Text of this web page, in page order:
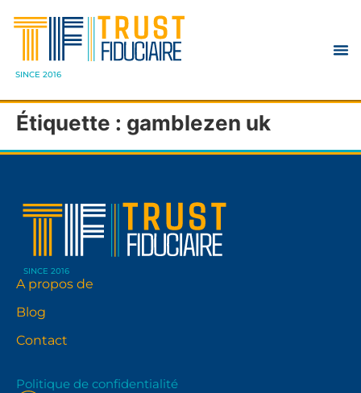
SINCE 2016
Étiquette : gamblezen uk
SINCE 2016
A propos de
Blog
Contact
Politique de confidentialité